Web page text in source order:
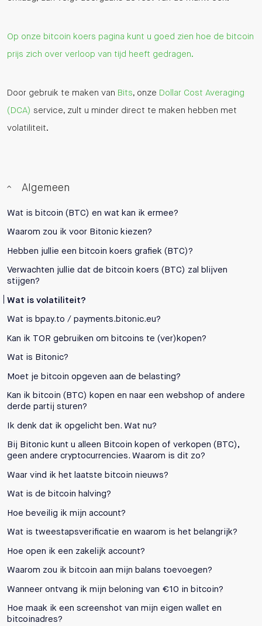
Op onze bitcoin koers pagina kunt u goed zien hoe de bitcoin
prijs zich over verloop van tijd heeft gedragen.
Door gebruik te maken van Bits, onze Dollar Cost Averaging
(DCA) service, zult u minder direct te maken hebben met
volatiliteit.
Algemeen
Wat is bitcoin (BTC) en wat kan ik ermee?
Waarom zou ik voor Bitonic kiezen?
Hebben jullie een bitcoin koers grafiek (BTC)?
Verwachten jullie dat de bitcoin koers (BTC) zal blijven
stijgen?
Wat is volatiliteit?
Wat is bpay.to / payments.bitonic.eu?
Kan ik TOR gebruiken om bitcoins te (ver)kopen?
Wat is Bitonic?
Moet je bitcoin opgeven aan de belasting?
Kan ik bitcoin (BTC) kopen en naar een webshop of andere
derde partij sturen?
Ik denk dat ik opgelicht ben. Wat nu?
Bij Bitonic kunt u alleen Bitcoin kopen of verkopen (BTC),
geen andere cryptocurrencies. Waarom is dit zo?
Waar vind ik het laatste bitcoin nieuws?
Wat is de bitcoin halving?
Hoe beveilig ik mijn account?
Wat is tweestapsverificatie en waarom is het belangrijk?
Hoe open ik een zakelijk account?
Waarom zou ik bitcoin aan mijn balans toevoegen?
Wanneer ontvang ik mijn beloning van €10 in bitcoin?
Hoe maak ik een screenshot van mijn eigen wallet en
bitcoinadres?